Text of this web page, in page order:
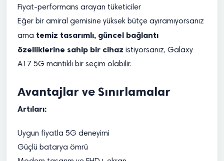
Fiyat-performans arayan tüketiciler
Eğer bir amiral gemisine yüksek bütçe ayıramıyorsanız
ama temiz tasarımlı, güncel bağlantı
özelliklerine sahip bir cihaz istiyorsanız, Galaxy
A17 5G mantıklı bir seçim olabilir.
Avantajlar ve Sınırlamalar
Artıları:
Uygun fiyatla 5G deneyimi
Güçlü batarya ömrü